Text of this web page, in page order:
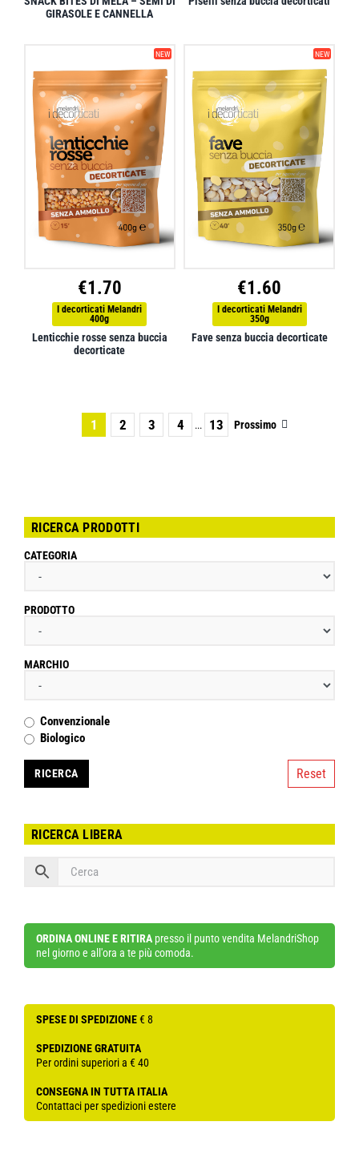
GIRASOLE E CANNELLA
NEW
€1.70
I decorticati Melandri
400g
Lenticchie rosse senza buccia
decorticate
NEW
€1.60
I decorticati Melandri
350g
Fave senza buccia decorticate
1 2 3 4 ... 13 Prossimo
RICERCA PRODOTTI
CATEGORIA
PRODOTTO
MARCHIO
Convenzionale
Biologico
Reset
RICERCA LIBERA
ORDINA ONLINE E RITIRA presso il punto vendita MelandriShop
nel giorno e all'ora a te più comoda.
SPESE DI SPEDIZIONE€ 8
SPEDIZIONE GRATUITA
Per ordini superiori a € 40
CONSEGNA IN TUTTA ITALIA
Contattaci per spedizioni estere